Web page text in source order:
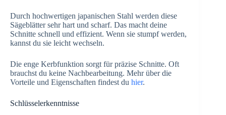
Durch hochwertigen japanischen Stahl werden diese
Sägeblätter sehr hart und scharf. Das macht deine
Schnitte schnell und effizient. Wenn sie stumpf werden,
kannst du sie leicht wechseln.
Die enge Kerbfunktion sorgt für präzise Schnitte. Oft
brauchst du keine Nachbearbeitung. Mehr über die
Vorteile und Eigenschaften findest du hier.
Schlüsselerkenntnisse